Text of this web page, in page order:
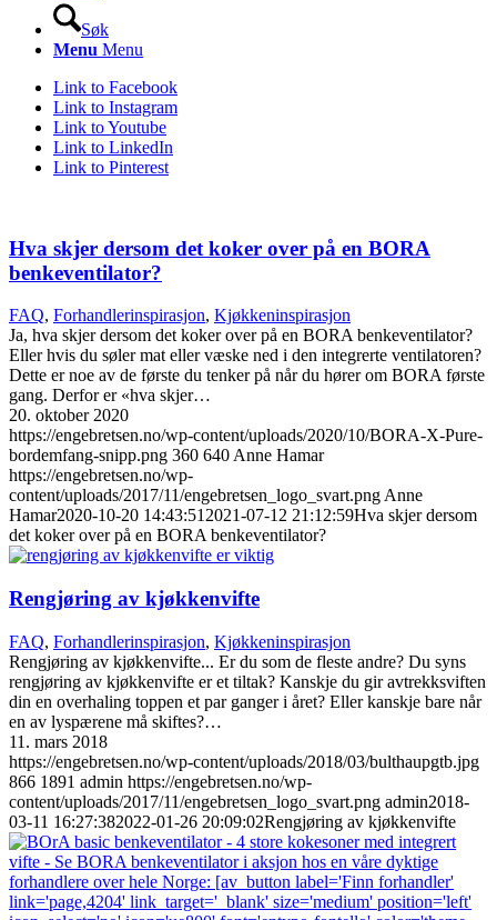
Søk
Menu Menu
Link to Facebook
Link to Instagram
Link to Youtube
Link to LinkedIn
Link to Pinterest
Hva skjer dersom det koker over på en BORA
benkeventilator?
FAQ, Forhandlerinspirasjon, Kjøkkeninspirasjon
Ja, hva skjer dersom det koker over på en BORA benkeventilator?
Eller hvis du søler mat eller væske ned i den integrerte ventilatoren?
Dette er noe av de første du tenker på når du hører om BORA første
gang. Derfor er «hva skjer…
20. oktober 2020
https://engebretsen.no/wp-content/uploads/2020/10/BORA-X-Pure-
bordemfang-snipp.png 360 640Anne Hamar
https://engebretsen.no/wp-
content/uploads/2017/11/engebretsen_logo_svart.pngAnne
Hamar2020-10-20 14:43:512021-07-12 21:12:59Hva skjer dersom
det koker over på en BORA benkeventilator?
Rengjøring av kjøkkenvifte
FAQ, Forhandlerinspirasjon, Kjøkkeninspirasjon
Rengjøring av kjøkkenvifte... Er du som de fleste andre? Du syns
rengjøring av kjøkkenvifte er et tiltak? Kanskje du gir avtrekksviften
din en overhaling toppen et par ganger i året? Eller kanskje bare når
en av lyspærene må skiftes?…
11. mars 2018
https://engebretsen.no/wp-content/uploads/2018/03/bulthaupgtb.jpg
866 1891 admin https://engebretsen.no/wp-
content/uploads/2017/11/engebretsen_logo_svart.png admin2018-
03-11 16:27:382022-01-26 20:09:02Rengjøring av kjøkkenvifte